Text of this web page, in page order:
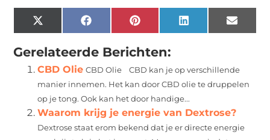
X
(Twitter)
FacebookPinterest LinkedIn Email
Gerelateerde Berichten:
CBD Olie CBD Olie CBD kan je op verschillende
manier innemen. Het kan door CBD olie te druppelen
op je tong. Ook kan het door handige...
Waarom krijg je energie van Dextrose?
Dextrose staat erom bekend dat je er directe energie